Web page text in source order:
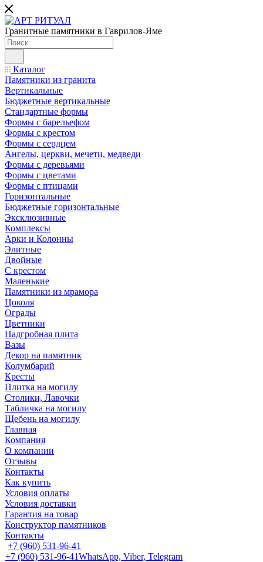
Гранитные памятники в Гаврилов-Яме
Каталог
Памятники из гранита
Вертикальные
Бюджетные вертикальные
Стандартные формы
Формы с барельефом
Формы с крестом
Формы с сердцем
Ангелы, церкви, мечети, медведи
Формы с деревьями
Формы с цветами
Формы с птицами
Горизонтальные
Бюджетные горизонтальные
Эксклюзивные
Комплексы
Арки и Колонны
Элитные
Двойные
С крестом
Маленькие
Памятники из мрамора
Цоколя
Ограды
Цветники
Надгробная плита
Вазы
Декор на памятник
Колумбарий
Кресты
Плитка на могилу
Столики, Лавочки
Табличка на могилу
Щебень на могилу
Главная
Компания
О компании
Отзывы
Контакты
Как купить
Условия оплаты
Условия доставки
Гарантия на товар
Конструктор памятников
Контакты
+7 (960) 531-96-41
+7 (960) 531-96-41WhatsApp, Viber, Telegram